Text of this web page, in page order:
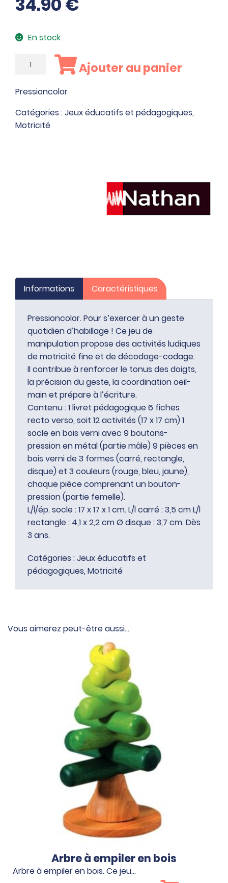
En stock
quantité
Pressioncolor
Ajouter au panier
Pressioncolor
Catégories :Jeux éducatifs et pédagogiques,
Motricité
Informations Caractéristiques
Pressioncolor. Pour s’exercer à un geste
quotidien d’habillage ! Ce jeu de
manipulation propose des activités ludiques
de motricité fine et de décodage-codage.
Il contribue à renforcer le tonus des doigts,
la précision du geste, la coordination oeil-
main et prépare à l’écriture.
Contenu : 1 livret pédagogique 6 fiches
recto verso, soit 12 activités (17 x 17 cm) 1
socle en bois verni avec 9 boutons-
pression en métal (partie mâle) 9 pièces en
bois verni de 3 formes (carré, rectangle,
disque) et 3 couleurs (rouge, bleu, jaune),
chaque pièce comprenant un bouton-
pression (partie femelle).
L/l/ép. socle : 17 x 17 x 1 cm. L/l carré : 3,5 cm L/l
rectangle : 4,1 x 2,2 cm Ø disque : 3,7 cm. Dès
3 ans.
Catégories :Jeux éducatifs et
pédagogiques, Motricité
Vous aimerez peut-être aussi…
Arbre à empiler en bois
Arbre à empiler en bois. Ce jeu…